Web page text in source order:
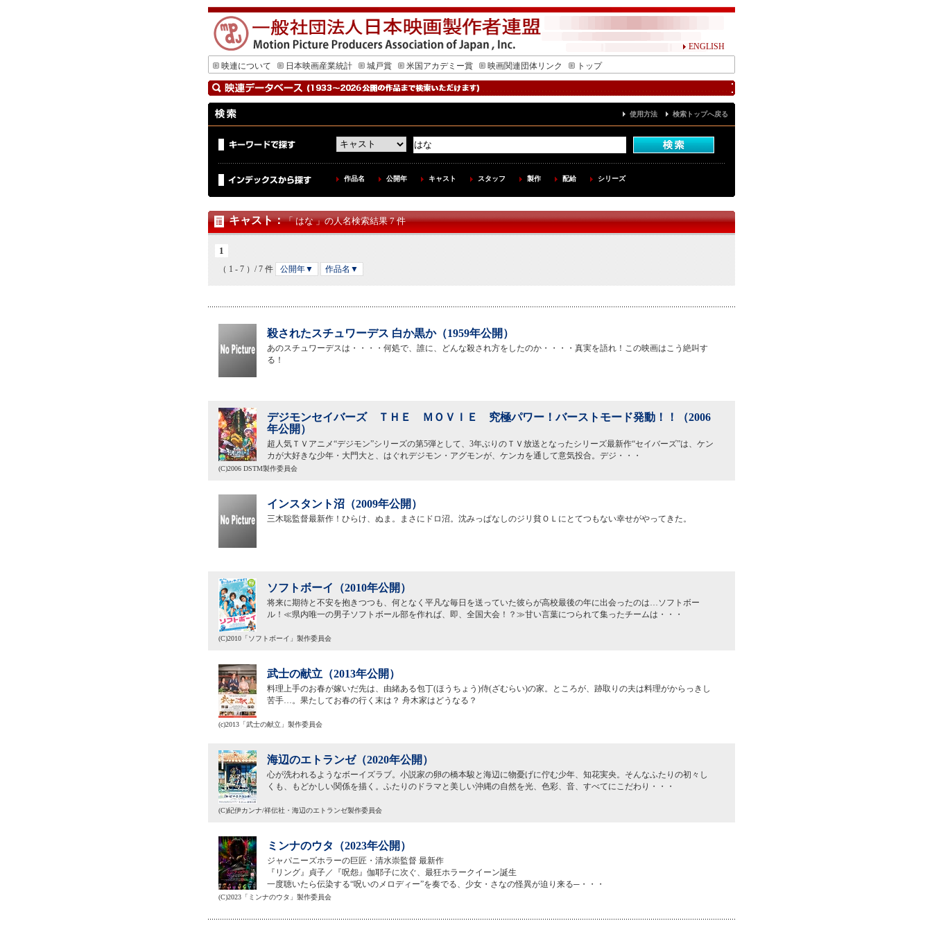
ENGLISH
映連について
日本映画産業統計 城戸賞 米国アカデミー賞 映画関連団体リンク トップ
使用方法 検索トップへ戻る
作品名 公開年 キャスト スタッフ 製作 配給 シリーズ
キャスト：「 はな 」の人名検索結果 7 件
1
（ 1 - 7 ）/ 7 件 公開年▼ 作品名▼
殺されたスチュワーデス 白か黒か（1959年公開）
あのスチュワーデスは・・・・何処で、誰に、どんな殺され方をしたのか・・・・真実を語れ！この映画はこう絶叫す
る！
デジモンセイバーズ ＴＨＥ ＭＯＶＩＥ 究極パワー！バーストモード発動！！（2006
年公開）
超人気ＴＶアニメ“デジモン”シリーズの第5弾として、3年ぶりのＴＶ放送となったシリーズ最新作“セイバーズ”は、ケン
カが大好きな少年・大門大と、はぐれデジモン・アグモンが、ケンカを通して意気投合。デジ・・・
(C)2006 DSTM製作委員会
インスタント沼（2009年公開）
三木聡監督最新作！ひらけ、ぬま。まさにドロ沼。沈みっぱなしのジリ貧ＯＬにとてつもない幸せがやってきた。
ソフトボーイ（2010年公開）
将来に期待と不安を抱きつつも、何となく平凡な毎日を送っていた彼らが高校最後の年に出会ったのは…ソフトボー
ル！≪県内唯一の男子ソフトボール部を作れば、即、全国大会！？≫甘い言葉につられて集ったチームは・・・
(C)2010「ソフトボーイ」製作委員会
武士の献立（2013年公開）
料理上手のお春が嫁いだ先は、由緒ある包丁(ほうちょう)侍(ざむらい)の家。ところが、跡取りの夫は料理がからっきし
苦手…。果たしてお春の行く末は？ 舟木家はどうなる？
(c)2013「武士の献立」製作委員会
海辺のエトランゼ（2020年公開）
心が洗われるようなボーイズラブ。小説家の卵の橋本駿と海辺に物憂げに佇む少年、知花実央。そんなふたりの初々し
くも、もどかしい関係を描く。ふたりのドラマと美しい沖縄の自然を光、色彩、音、すべてにこだわり・・・
(C)紀伊カンナ/祥伝社・海辺のエトランゼ製作委員会
ミンナのウタ（2023年公開）
ジャパニーズホラーの巨匠・清水崇監督 最新作
『リング』貞子／『呪怨』伽耶子に次ぐ、最狂ホラークイーン誕生
一度聴いたら伝染する“呪いのメロディー”を奏でる、少女・さなの怪異が迫り来る─・・・
(C)2023「ミンナのウタ」製作委員会